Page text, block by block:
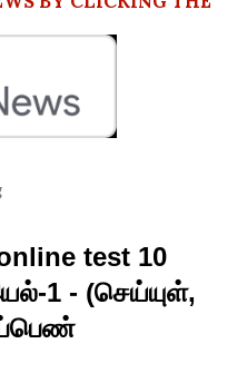
test 10
1 - (செய்யுள்,